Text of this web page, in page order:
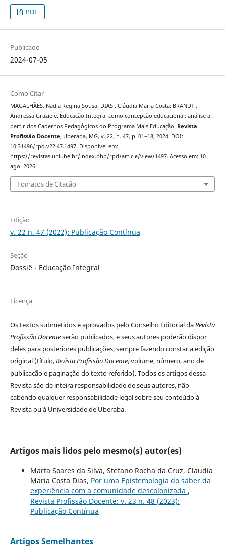
PDF
Publicado
2024-07-05
Como Citar
MAGALHÃES, Nadja Regina Sousa; DIAS , Cláudia Maria Costa; BRANDT ,
Andressa Graziele. Educação Integral como concepção educacional: análise a
partir dos Cadernos Pedagógicos do Programa Mais Educação. Revista
Profissão Docente, Uberaba, MG, v. 22, n. 47, p. 01–18, 2024. DOI:
10.31496/rpd.v22i47.1497. Disponível em:
https://revistas.uniube.br/index.php/rpd/article/view/1497. Acesso em: 10
ago. 2026.
Fomatos de Citação
Edição
v. 22 n. 47 (2022): Publicação Contínua
Seção
Dossiê - Educação Integral
Licença
Os textos submetidos e aprovados pelo Conselho Editorial daRevista
Profissão Docenteserão publicados, e seus autores poderão dispor
deles para posteriores publicações, sempre fazendo constar a edição
original (título,Revista Profissão Docente, volume, número, ano de
publicação e paginação do texto referido). Todos os artigos dessa
Revista são de inteira responsabilidade de seus autores, não
cabendo qualquer responsabilidade legal sobre seu conteúdo à
Revista ou à Universidade de Uberaba.
Artigos mais lidos pelo mesmo(s) autor(es)
Marta Soares da Silva, Stefano Rocha da Cruz, Claudia
Maria Costa Dias, Por uma Epistemologia do saber da
experiência com a comunidade descolonizada ,
Revista Profissão Docente: v. 23 n. 48 (2023):
Publicação Contínua
Artigos Semelhantes